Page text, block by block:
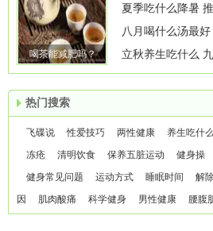
喝茶能减肥吗？
夏季吃什么降暑
八月喝什么汤最好
立秋养生吃什么
热门搜索
飞碟说 性爱技巧 两性健康 养生吃什么
冻疮
清明饮食 保养五脏运动 健身操
健身常见问题
运动方式 睡眠时间 解
因
肌肉酸痛 科学健身 男性健康 腰腹